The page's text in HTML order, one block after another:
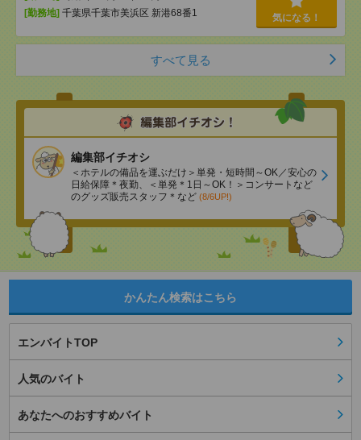
[勤務地] 千葉県千葉市美浜区 新港68番1 気になる！
すべて見る
編集部イチオシ
＜ホテルの備品を運ぶだけ＞単発・短時間～OK／安心の
日給保障＊夜勤、＜単発＊1日～OK！＞コンサートなど
のグッズ販売スタッフ＊など (8/6UP!)
かんたん検索はこちら
エンバイトTOP
人気のバイト
あなたへのおすすめバイト